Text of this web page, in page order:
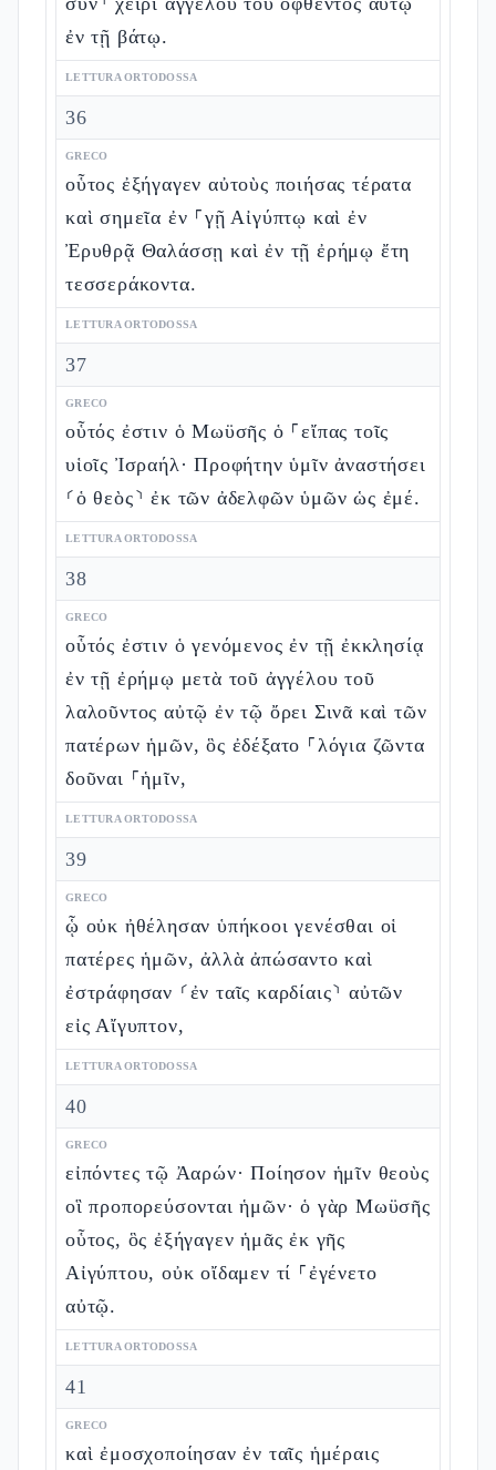
ἐν τῇ βάτῳ.
LETTURA ORTODOSSA
36
GRECO
οὗτος ἐξήγαγεν αὐτοὺς ποιήσας τέρατα
καὶ σημεῖα ἐν ⸀γῇ Αἰγύπτῳ καὶ ἐν
Ἐρυθρᾷ Θαλάσσῃ καὶ ἐν τῇ ἐρήμῳ ἔτη
τεσσεράκοντα.
LETTURA ORTODOSSA
37
GRECO
οὗτός ἐστιν ὁ Μωϋσῆς ὁ ⸀εἴπας τοῖς
υἱοῖς Ἰσραήλ· Προφήτην ὑμῖν ἀναστήσει
⸂ὁ θεὸς⸃ ἐκ τῶν ἀδελφῶν ὑμῶν ὡς ἐμέ.
LETTURA ORTODOSSA
38
GRECO
οὗτός ἐστιν ὁ γενόμενος ἐν τῇ ἐκκλησίᾳ
ἐν τῇ ἐρήμῳ μετὰ τοῦ ἀγγέλου τοῦ
λαλοῦντος αὐτῷ ἐν τῷ ὄρει Σινᾶ καὶ τῶν
πατέρων ἡμῶν, ὃς ἐδέξατο ⸀λόγια ζῶντα
δοῦναι ⸀ἡμῖν,
LETTURA ORTODOSSA
39
GRECO
ᾧ οὐκ ἠθέλησαν ὑπήκοοι γενέσθαι οἱ
πατέρες ἡμῶν, ἀλλὰ ἀπώσαντο καὶ
ἐστράφησαν ⸂ἐν ταῖς καρδίαις⸃ αὐτῶν
εἰς Αἴγυπτον,
LETTURA ORTODOSSA
40
GRECO
εἰπόντες τῷ Ἀαρών· Ποίησον ἡμῖν θεοὺς
οἳ προπορεύσονται ἡμῶν· ὁ γὰρ Μωϋσῆς
οὗτος, ὃς ἐξήγαγεν ἡμᾶς ἐκ γῆς
Αἰγύπτου, οὐκ οἴδαμεν τί ⸀ἐγένετο
αὐτῷ.
LETTURA ORTODOSSA
41
GRECO
καὶ ἐμοσχοποίησαν ἐν ταῖς ἡμέραις